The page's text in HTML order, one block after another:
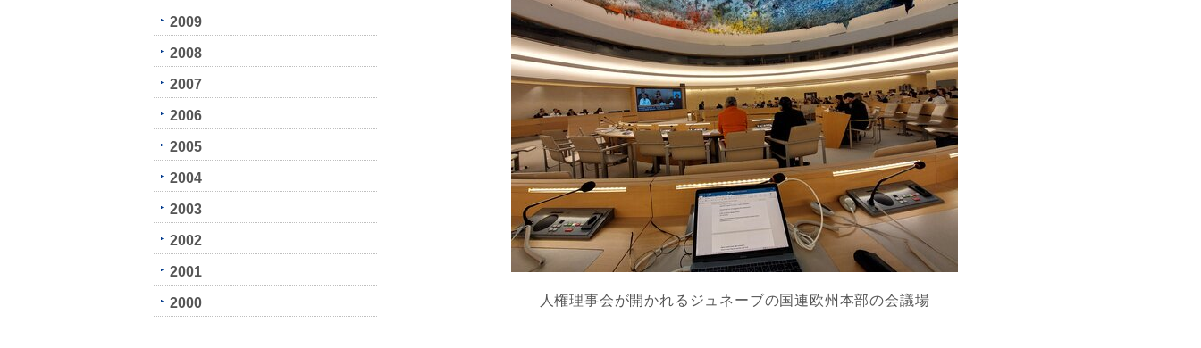
2009
2008
2007
2006
2005
2004
2003
2002
2001
2000 人権理事会が開かれるジュネーブの国連欧州本部の会議場